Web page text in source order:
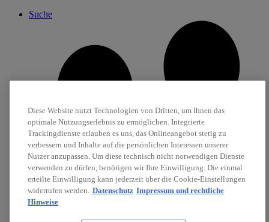
Suche
Diese Website nutzt Technologien von Dritten, um Ihnen das
optimale Nutzungserlebnis zu ermöglichen. Integrierte
Trackingdienste erlauben es uns, das Onlineangebot stetig zu
verbessern und Inhalte auf die persönlichen Interessen unserer
Nutzer anzupassen. Um diese technisch nicht notwendigen Dienste
verwenden zu dürfen, benötigen wir Ihre Einwilligung. Die einmal
erteilte Einwilligung kann jederzeit über die Cookie-Einstellungen
widerrufen werden. Datenschutz Impressum und rechtliche
Hinweise